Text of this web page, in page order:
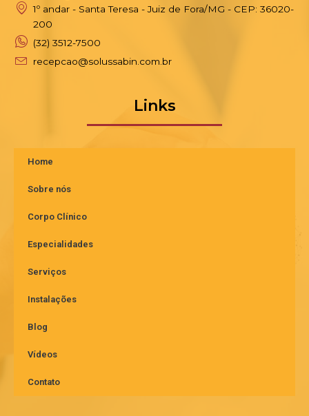
1º andar - Santa Teresa - Juiz de Fora/MG - CEP: 36020-
200
(32) 3512-7500
recepcao@solussabin.com.br
Links
Home
Sobre nós
Corpo Clínico
Especialidades
Serviços
Instalações
Blog
Vídeos
Contato